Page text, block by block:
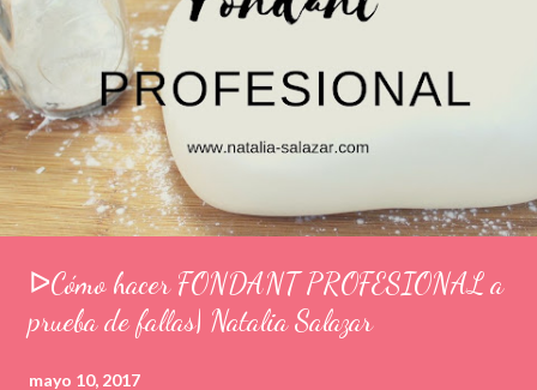
ᐅCómo hacer FONDANT PROFESIONAL a
prueba de fallas| Natalia Salazar
mayo 10, 2017